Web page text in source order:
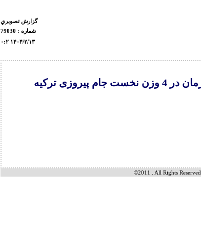
گزارش تصويري
شماره : 79030
۰:۲ ۱۴۰۴/۲/۱۳
کسب مدال نمایندگان کشورمان در 4 وزن نخست جام پیروزی ترکیه
©2011 . All Rights Reserved